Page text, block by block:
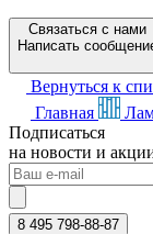
Связаться с нами
Написать
Вернуться к
Главная
Подписаться
на новости и
8 495 798-88-87